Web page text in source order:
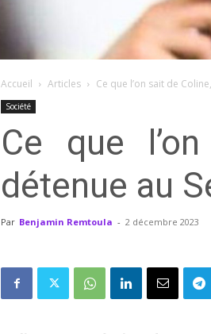
Accueil Articles Ce que l’on sait de
Société
Ce que
détenue au
Par Benjamin Remtoula - 2 décembre 2023